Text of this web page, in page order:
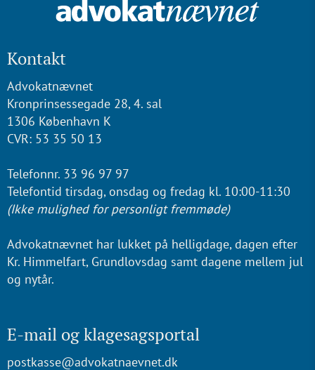
Kontakt
Advokatnævnet
Kronprinsessegade 28, 4. sal
1306 København K
CVR: 53 35 50 13
Telefonnr. 33 96 97 97
Telefontid tirsdag, onsdag og fredag kl. 10:00-11:30
(Ikke mulighed for personligt fremmøde)
Advokatnævnet har lukket på helligdage, dagen efter
Kr. Himmelfart, Grundlovsdag samt dagene mellem jul
og nytår.
E-mail og klagesagsportal
postkasse@advokatnaevnet.dk